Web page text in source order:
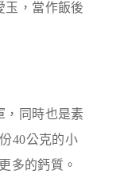
玉，當作飯後
，同時也是素
40公克的小
多的鈣質。